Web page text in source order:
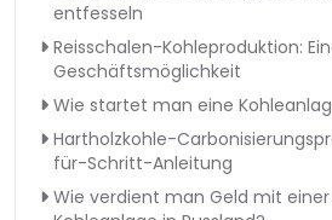
entfesseln
Reisschalen-Kohleproduktion:
Geschäftsmöglichkeit
Wie startet man eine
Hartholzkohle-
für-Schritt-Anleitung
Wie verdient man Geld mit